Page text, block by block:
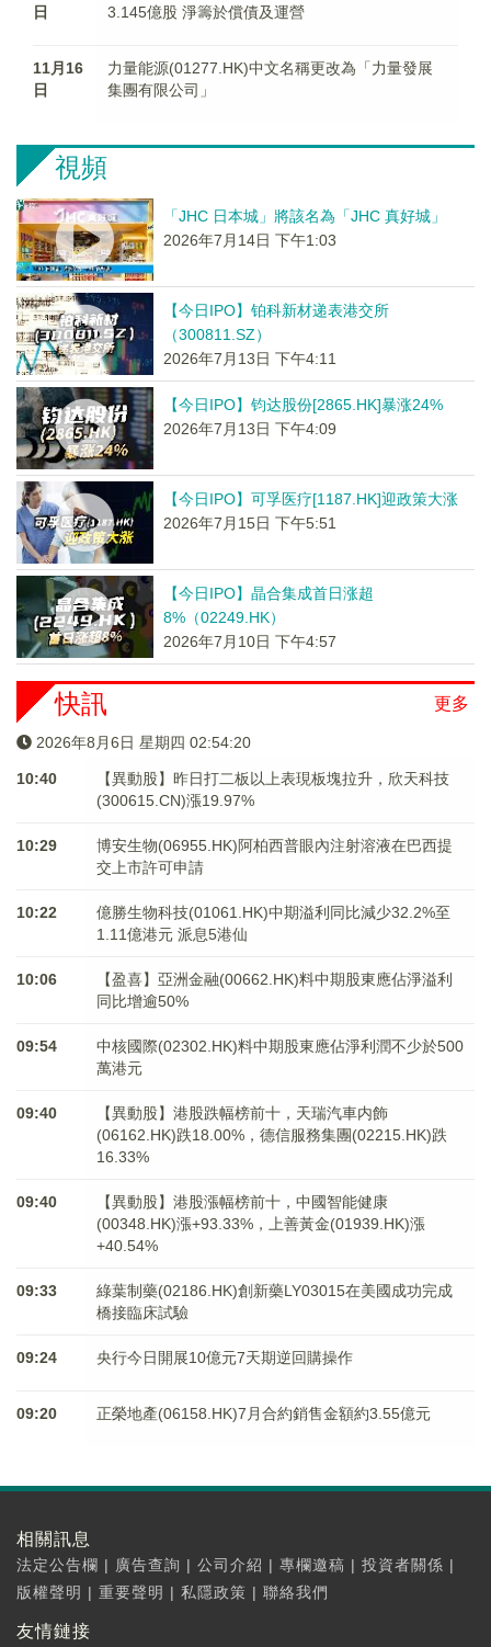
日
3.145億股 淨籌於償債及運營
11月16
日
力量能源(01277.HK)中文名稱更改為「力量發展
集團有限公司」
視頻
「JHC 日本城」將該名為「JHC 真好城」
2026年7月14日 下午1:03
【今日IPO】铂科新材递表港交所
（300811.SZ）
2026年7月13日 下午4:11
【今日IPO】钧达股份[2865.HK]暴涨24%
2026年7月13日 下午4:09
【今日IPO】可孚医疗[1187.HK]迎政策大涨
2026年7月15日 下午5:51
【今日IPO】晶合集成首日涨超
8%（02249.HK）
2026年7月10日 下午4:57
更多
快訊
2026年8月6日 星期四 02:54:20
10:40
【異動股】昨日打二板以上表現板塊拉升，欣天科技
(300615.CN)漲19.97%
10:29
博安生物(06955.HK)阿柏西普眼內注射溶液在巴西提
交上市許可申請
10:22
億勝生物科技(01061.HK)中期溢利同比減少32.2%至
1.11億港元 派息5港仙
10:06
【盈喜】亞洲金融(00662.HK)料中期股東應佔淨溢利
同比增逾50%
09:54
中核國際(02302.HK)料中期股東應佔淨利潤不少於500
萬港元
09:40
【異動股】港股跌幅榜前十，天瑞汽車内飾
(06162.HK)跌18.00%，德信服務集團(02215.HK)跌
16.33%
09:40
【異動股】港股漲幅榜前十，中國智能健康
(00348.HK)漲+93.33%，上善黃金(01939.HK)漲
+40.54%
09:33
綠葉制藥(02186.HK)創新藥LY03015在美國成功完成
橋接臨床試驗
09:24 央行今日開展10億元7天期逆回購操作
09:20 正榮地產(06158.HK)7月合約銷售金額約3.55億元
相關訊息
法定公告欄 | 廣告查詢 | 公司介紹 | 專欄邀稿 | 投資者關係 |
版權聲明 | 重要聲明 | 私隱政策 | 聯絡我們
友情鏈接